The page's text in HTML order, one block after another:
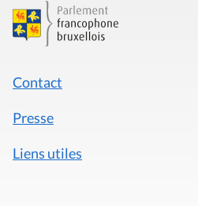
Contact
Presse
Liens utiles